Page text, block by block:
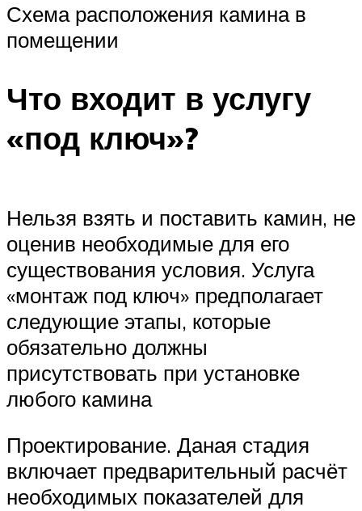
Схема расположения камина в
помещении
Что входит в услугу
«под ключ»?
Нельзя взять и поставить камин, не
оценив необходимые для его
существования условия. Услуга
«монтаж под ключ» предполагает
следующие этапы, которые
обязательно должны
присутствовать при установке
любого камина
Проектирование. Даная стадия
включает предварительный расчёт
необходимых показателей для